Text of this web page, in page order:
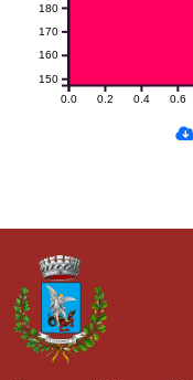
0.0 0.2 0.4 0.6
150
160
170
180